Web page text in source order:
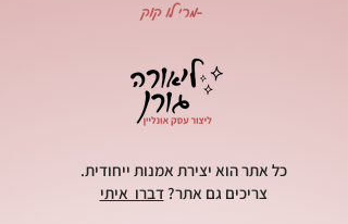
כל אתר הוא יצירת אמנות ייחודית.
צריכים גם אתר?דברו איתי
-מרי לו קוק